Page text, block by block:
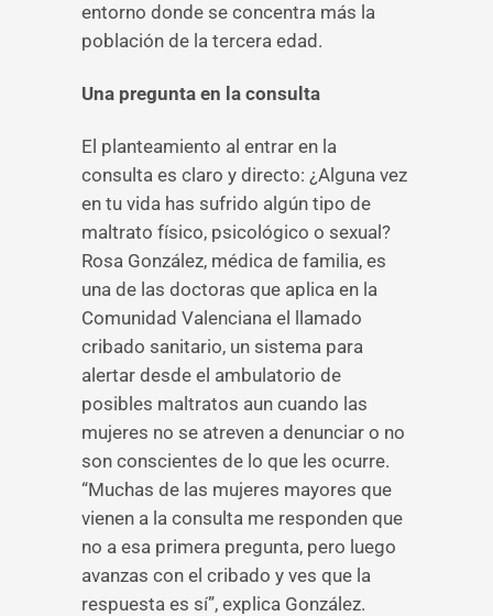
entorno donde se concentra más la
población de la tercera edad.
Una pregunta en la consulta
El planteamiento al entrar en la
consulta es claro y directo: ¿Alguna vez
en tu vida has sufrido algún tipo de
maltrato físico, psicológico o sexual?
Rosa González, médica de familia, es
una de las doctoras que aplica en la
Comunidad Valenciana el llamado
cribado sanitario, un sistema para
alertar desde el ambulatorio de
posibles maltratos aun cuando las
mujeres no se atreven a denunciar o no
son conscientes de lo que les ocurre.
“Muchas de las mujeres mayores que
vienen a la consulta me responden que
no a esa primera pregunta, pero luego
avanzas con el cribado y ves que la
respuesta es sí”, explica González.